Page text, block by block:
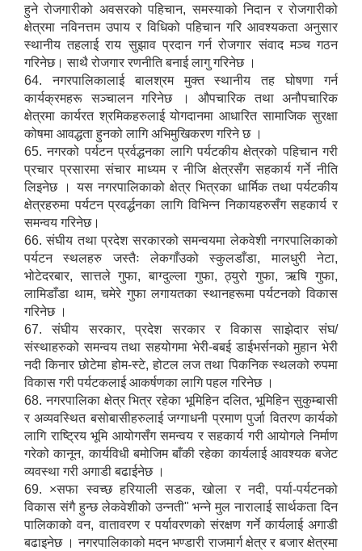
हुने रोजगारीको अवसरको पहिचान, समस्याको निदान र रोजगारीको
क्षेत्रमा नविनत्तम उपाय र विधिको पहिचान गरि आवश्यकता अनुसार
स्थानीय तहलाई राय सुझाव प्रदान गर्न रोजगार संवाद मञ्च गठन
गरिनेछ। साथै रोजगार रणनीति बनाई लागु गरिनेछ ।
64. नगरपालिकालाई बालश्रम मुक्त स्थानीय तह घोषणा गर्न
कार्यक्रमहरू सञ्चालन गरिनेछ । औपचारिक तथा अनौपचारिक
क्षेत्रमा कार्यरत श्रमिकहरुलाई योगदानमा आधारित सामाजिक सुरक्षा
कोषमा आवद्धता हुनको लागि अभिमुखिकरण गरिने छ ।
65. नगरको पर्यटन प्रर्वद्धनका लागि पर्यटकीय क्षेत्रको पहिचान गरी
प्रचार प्रसारमा संचार माध्यम र नीजि क्षेत्रसँग सहकार्य गर्ने नीति
लिइनेछ । यस नगरपालिकाको क्षेत्र भित्रका धार्मिक तथा पर्यटकीय
क्षेत्रहरुमा पर्यटन प्रवर्द्धनका लागि विभिन्न निकायहरुसँग सहकार्य र
समन्वय गरिनेछ।
66. संघीय तथा प्रदेश सरकारको समन्वयमा लेकवेशी नगरपालिकाको
पर्यटन स्थलहरु जस्तैः लेकगाँउको स्कुलडाँडा, मालधुरी नेटा,
भोटेदरबार, सात्तले गुफा, बाग्दुल्ला गुफा, ठ्युरो गुफा, ऋषि गुफा,
लामिडाँडा थाम, चमेरे गुफा लगायतका स्थानहरूमा पर्यटनको विकास
गरिनेछ ।
67. संघीय सरकार, प्रदेश सरकार र विकास साझेदार संघ/
संस्थाहरुको समन्वय तथा सहयोगमा भेरी-बबई डाईभर्सनको मुहान भेरी
नदी किनार छोटेमा होम-स्टे, होटल लज तथा पिकनिक स्थलको रुपमा
विकास गरी पर्यटकलाई आकर्षणका लागि पहल गरिनेछ ।
68. नगरपालिका क्षेत्र भित्र रहेका भूमिहिन दलित, भूमिहिन सुकुम्बासी
र अव्यवस्थित बसोबासीहरुलाई जग्गाधनी प्रमाण पुर्जा वितरण कार्यको
लागि राष्ट्रिय भूमि आयोगसँग समन्वय र सहकार्य गरी आयोगले निर्माण
गरेको कानून, कार्यविधी बमोजिम बाँकी रहेका कार्यलाई आवश्यक बजेट
व्यवस्था गरी अगाडी बढाईनेछ ।
69. ×सफा स्वच्छ हरियाली सडक, खोला र नदी, पर्या-पर्यटनको
विकास संगै हुन्छ लेकवेशीको उन्नती" भन्ने मुल नारालाई सार्थकता दिन
पालिकाको वन, वातावरण र पर्यावरणको संरक्षण गर्ने कार्यलाई अगाडी
बढाइनेछ । नगरपालिकाको मदन भण्डारी राजमार्ग क्षेत्र र बजार क्षेत्रमा